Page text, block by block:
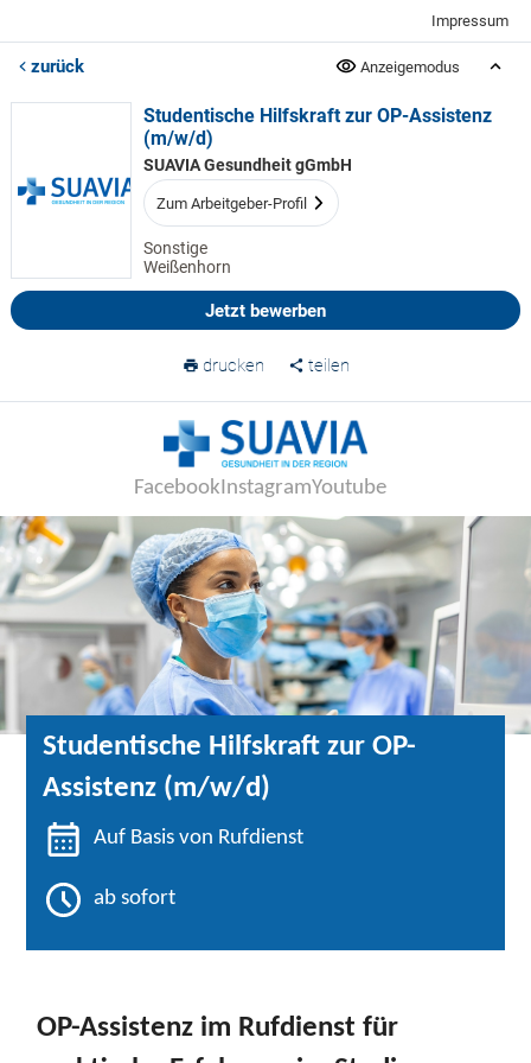
Impressum
zurück Anzeigemodus
Studentische Hilfskraft zur OP-Assistenz
(m/w/d)
SUAVIA Gesundheit gGmbH
Zum Arbeitgeber-Profil
Sonstige
Weißenhorn
Jetzt bewerben
drucken teilen